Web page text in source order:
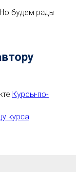
будем рады
Курсы-по-
курса